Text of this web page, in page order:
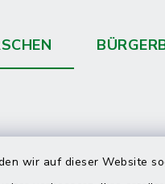
wir auf dieser Website